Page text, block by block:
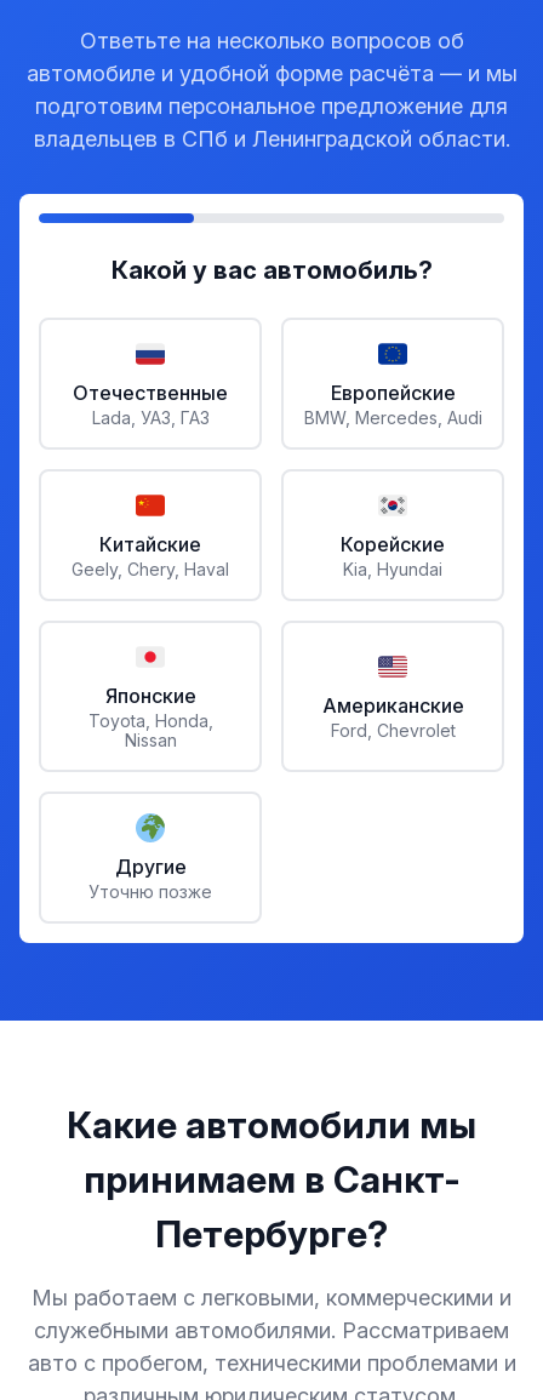
Ответьте на несколько вопросов об
автомобиле и удобной форме расчёта — и мы
подготовим персональное предложение для
владельцев в СПб и Ленинградской области.
Какой у вас автомобиль?
Отечественные
Lada, УАЗ, ГАЗ
Европейские
BMW, Mercedes, Audi
Китайские
Geely, Chery, Haval
Корейские
Kia, Hyundai
Японские
Toyota, Honda,
Nissan
Американские
Ford, Chevrolet
Другие
Уточню позже
Какие автомобили мы
принимаем в Санкт-
Петербурге?
Мы работаем с легковыми, коммерческими и
служебными автомобилями. Рассматриваем
авто с пробегом, техническими проблемами и